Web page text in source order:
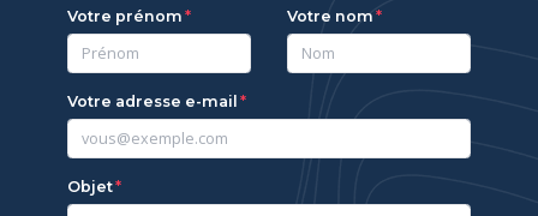
Votre prénom Votre nom
Votre adresse e-mail